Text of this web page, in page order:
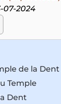
07-2024
de la Dent
Temple
Dent